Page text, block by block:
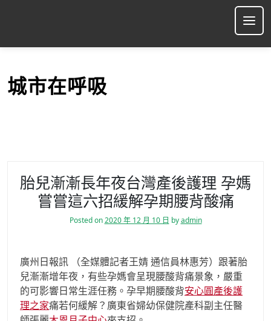
p
城市在呼吸
胎兒漸漸長年夜台灣產後護理 孕媽
嘗嘗這六招緩解孕期腰背酸痛
Posted on2020 年 12 月 10 日 byadmin
廣州日報訊 （全媒體記者王婧 通信員林惠芳）跟著胎
兒漸漸增年夜，有些孕媽會呈現腰酸背痛景象，嚴重
的可影響日常生涯任務。孕早期腰酸背安心圓產後護
理之家痛若何緩解？廣東省婦幼保健院產科副主任醫